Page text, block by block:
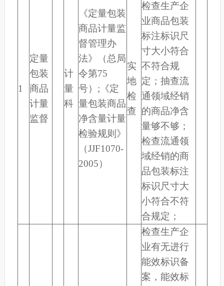
1
定量
包装
商品
计量
监督
计
量
科
《定量包装
商品计量监
督管理办
法》（总局
令第75
号）;《定
量包装商品
净含量计量
检验规则》
（JJF1070-
2005）
实
地
检
查
检查生产企
业商品包装
标注标识尺
寸大小符合
不符合规
定；抽查流
通领域经销
的商品净含
量够不够；
检查流通领
域经销的商
品包装标注
标识尺寸大
小符合不符
合规定；
检查生产企
业有无进行
能效标识备
案，能效标